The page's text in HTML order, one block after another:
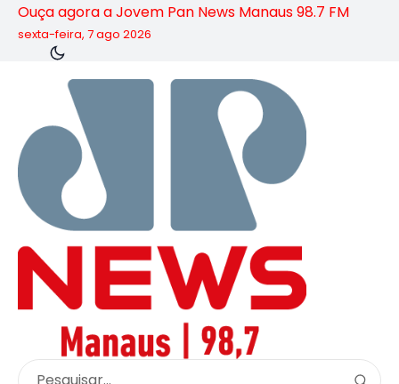
Ouça agora a Jovem Pan News Manaus 98.7 FM
sexta-feira, 7 ago 2026